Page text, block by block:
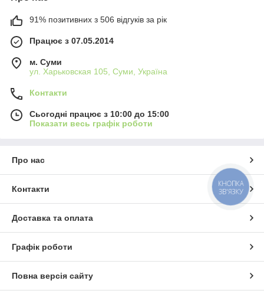
91% позитивних з 506 відгуків за рік
Працює з 07.05.2014
м. Суми
ул. Харьковская 105, Суми, Україна
Контакти
Сьогодні працює з 10:00 до 15:00
Показати весь графік роботи
Про нас
Контакти
Доставка та оплата
Графік роботи
Повна версія сайту
КНОПКА
ЗВ'ЯЗКУ